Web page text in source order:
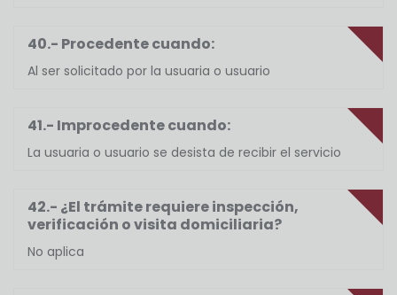
40.- Procedente cuando:
Al ser solicitado por la usuaria o usuario
41.- Improcedente cuando:
La usuaria o usuario se desista de recibir el servicio
42.- ¿El trámite requiere inspección,
verificación o visita domiciliaria?
No aplica